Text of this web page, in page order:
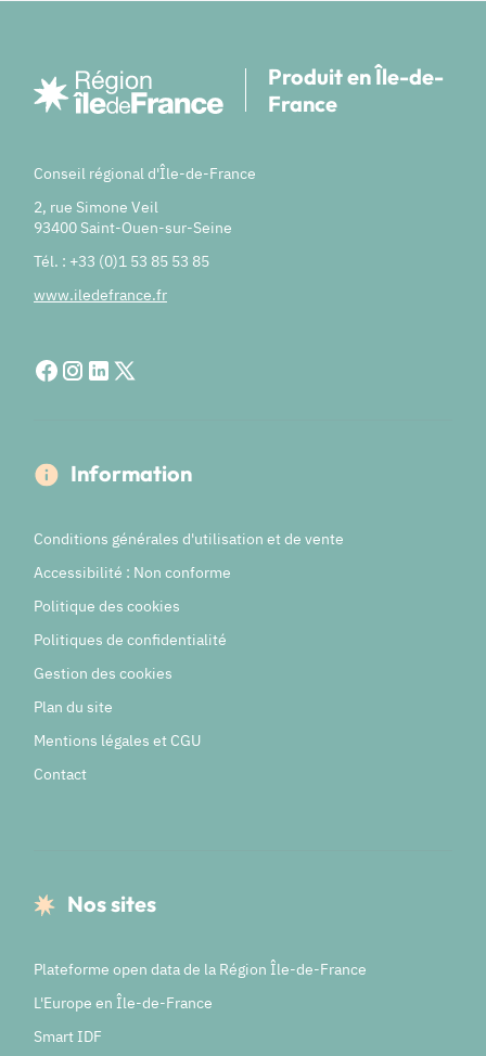
Produit en Île-de-
France
Conseil régional d'Île-de-France
2, rue Simone Veil
93400 Saint-Ouen-sur-Seine
Tél. : +33 (0)1 53 85 53 85
www.iledefrance.fr
Information
Conditions générales d'utilisation et de vente
Accessibilité : Non conforme
Politique des cookies
Politiques de confidentialité
Gestion des cookies
Plan du site
Mentions légales et CGU
Contact
Nos sites
Plateforme open data de la Région Île-de-France
L'Europe en Île-de-France
Smart IDF